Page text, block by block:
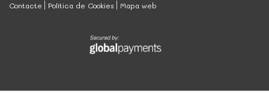
Contacte
Política de Cookies Mapa web